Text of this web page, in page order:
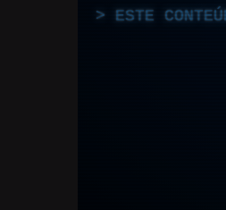
ESTE